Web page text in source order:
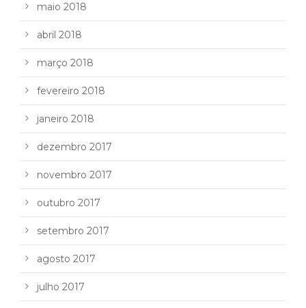
maio 2018
abril 2018
março 2018
fevereiro 2018
janeiro 2018
dezembro 2017
novembro 2017
outubro 2017
setembro 2017
agosto 2017
julho 2017